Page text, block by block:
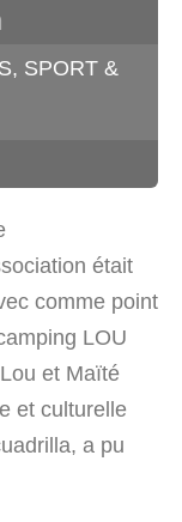
, SPORT &
était
comme point
LOU
et Maïté
et culturelle
a pu